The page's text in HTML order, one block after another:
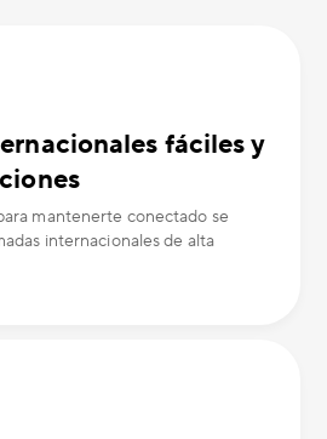
fáciles y
mantenerte conectado se
internacionales de alta